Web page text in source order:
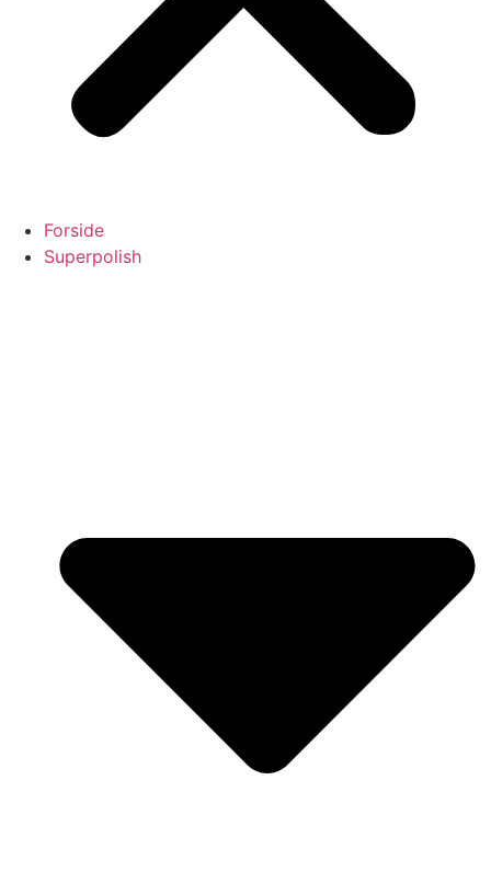
Forside
Superpolish